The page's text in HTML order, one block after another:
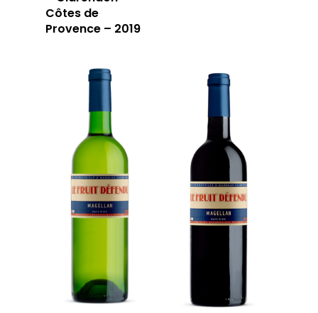
Côtes de
Provence – 2019